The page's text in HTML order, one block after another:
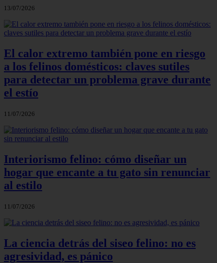
13/07/2026
El calor extremo también pone en riesgo
a los felinos domésticos: claves sutiles
para detectar un problema grave durante
el estío
11/07/2026
Interiorismo felino: cómo diseñar un
hogar que encante a tu gato sin renunciar
al estilo
11/07/2026
La ciencia detrás del siseo felino: no es
agresividad, es pánico